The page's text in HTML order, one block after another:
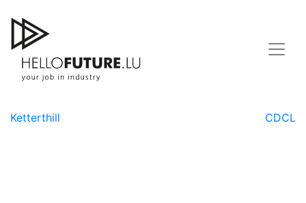
content
Stugalux
Navigation
Ketterthill CDCL